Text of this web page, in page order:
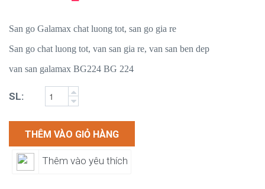
San go Galamax chat luong tot, san go gia re
San go chat luong tot, van san gia re, van san ben dep
van san galamax BG224 BG 224
SL:
THÊM VÀO GIỎ HÀNG
Thêm vào yêu thích